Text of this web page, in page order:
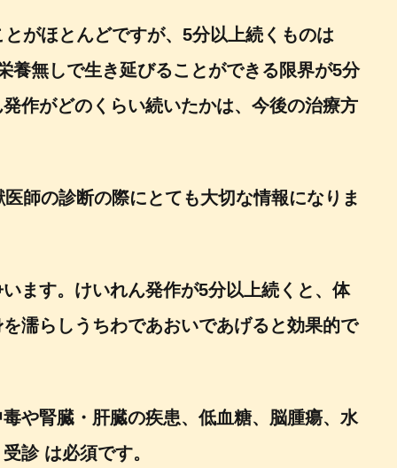
がほとんどですが、5分以上続くものは
養無しで生き延びることができる限界が5分
作がどのくらい続いたかは、今後の治療方
師の診断の際にとても大切な情報になりま
ます。けいれん発作が5分以上続くと、体
濡らしうちわであおいであげると効果的で
や腎臓・肝臓の疾患、低血糖、脳腫瘍、水
診 は必須です。